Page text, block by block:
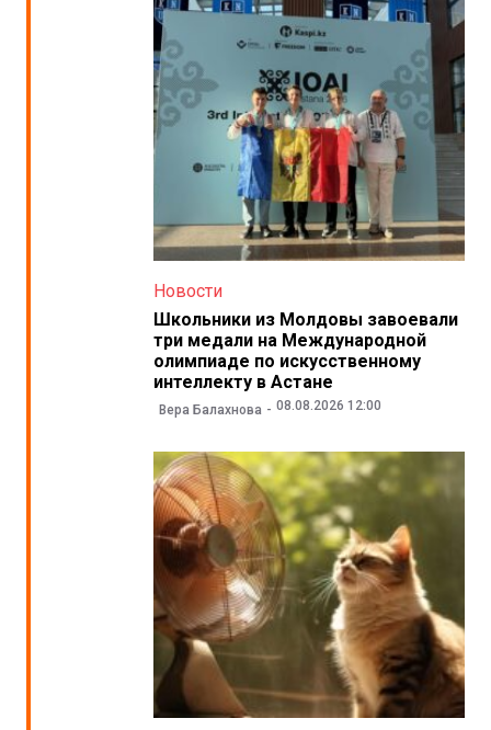
Новости
Школьники из Молдовы завоевали
три медали на Международной
олимпиаде по искусственному
интеллекту в Астане
Вера Балахнова 08.08.2026 12:00